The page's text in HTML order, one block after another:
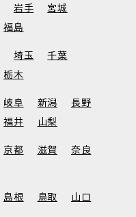
岩手
宮城
福島
埼玉
千葉
栃木
岐阜 新潟
長野
福井 山梨
京都 滋賀
奈良
島根 鳥取 山口